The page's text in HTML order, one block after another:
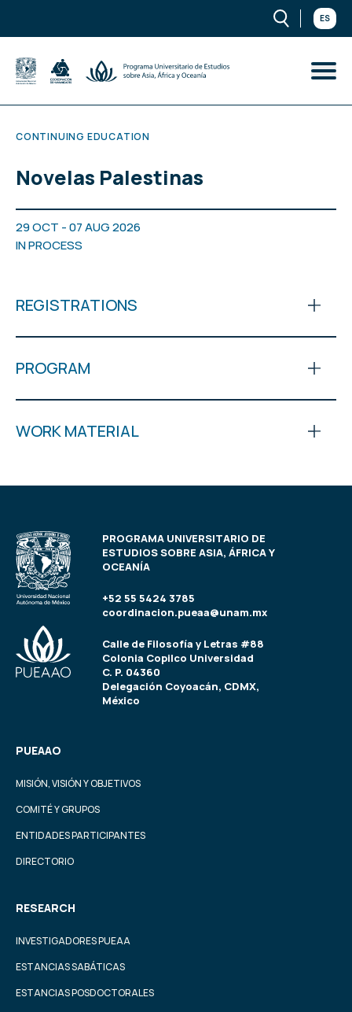
ES
CONTINUING EDUCATION
Novelas Palestinas
29 OCT - 07 AUG 2026
IN PROCESS
REGISTRATIONS
PROGRAM
WORK MATERIAL
PROGRAMA UNIVERSITARIO DE
ESTUDIOS SOBRE ASIA, ÁFRICA Y
OCEANÍA
+52 55 5424 3785
coordinacion.pueaa@unam.mx
Calle de Filosofía y Letras #88
Colonia Copilco Universidad
C. P. 04360
Delegación Coyoacán, CDMX,
México
PUEAAO
MISIÓN, VISIÓN Y OBJETIVOS
COMITÉ Y GRUPOS
ENTIDADES PARTICIPANTES
DIRECTORIO
RESEARCH
INVESTIGADORES PUEAA
ESTANCIAS SABÁTICAS
ESTANCIAS POSDOCTORALES